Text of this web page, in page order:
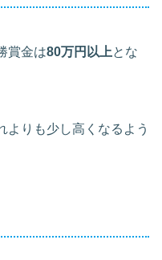
賞金は80万円以上とな
よりも少し高くなるよう